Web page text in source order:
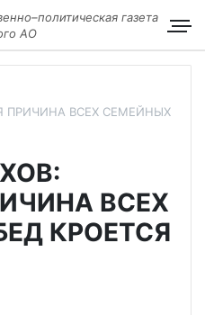
газета
АО
ПРИЧИНА ВСЕХ СЕМЕЙНЫХ
ВСЕХ
КРОЕТСЯ